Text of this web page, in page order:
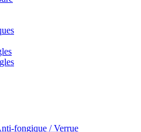
fongique / Verrue